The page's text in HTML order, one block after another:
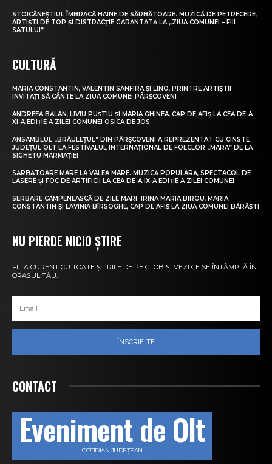
STOICĂNEȘTIUL ÎMBRACĂ HAINE DE SĂRBĂTOARE. MUZICĂ DE PETRECERE,
ARTIȘTI DE TOP ȘI DISTRACȚIE GARANTATĂ LA „ZIUA COMUNEI – FIII
SATULUI”
CULTURĂ
MARIA CONSTANTIN, VALENTIN SANFIRA ȘI LINO, PRINTRE ARTIȘTII
INVITAȚI SĂ CÂNTE LA ZIUA COMUNEI PÂRȘCOVENI
ANDREEA BĂLAN, LIVIU PUȘTIU ȘI MARIA GHINEA, CAP DE AFIȘ LA CEA DE-A
XI-A EDIȚIE A ZILEI COMUNEI OSICA DE JOS
ANSAMBLUL „BRÂULEȚUL” DIN PÂRȘCOVENI A REPREZENTAT CU CINSTE
JUDEȚUL OLT LA FESTIVALUL INTERNAȚIONAL DE FOLCLOR „MARA” DE LA
SIGHETU MARMAȚIEI
SĂRBĂTOARE MARE LA VALEA MARE. MUZICĂ POPULARĂ, SPECTACOL DE
LASERE ȘI FOC DE ARTIFICII LA CEA DE-A IX-A EDIȚIE A ZILEI COMUNEI
SERBARE CÂMPENEASCĂ DE ZILE MARI. IRINA MARIA BIROU, MARIA
CONSTANTIN ȘI LAVINIA BÎRSOGHE, CAP DE AFIȘ LA ZIUA COMUNEI BĂRĂȘTI
NU PIERDE NICIO ȘTIRE
FI LA CURENT CU TOATE ȘTIRILE DE PE GLOB ȘI VEZI CE SE ÎNTÂMPLĂ ÎN
ORAȘUL TĂU.
ÎNSCRIE-TE
CONTACT
Eveniment de Olt
COTIDIAN JUDEȚEAN